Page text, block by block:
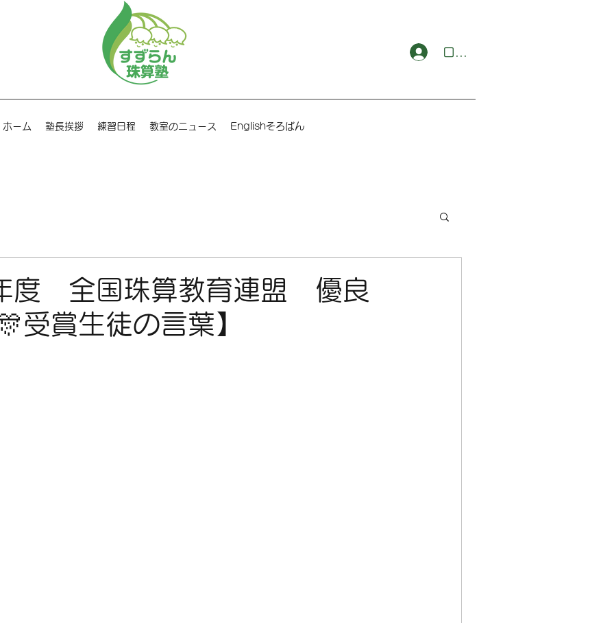
ログイン
ホーム 塾長挨拶 練習日程 教室のニュース Englishそろばん
度 全国珠算教育連盟 優良
受賞生徒の言葉】